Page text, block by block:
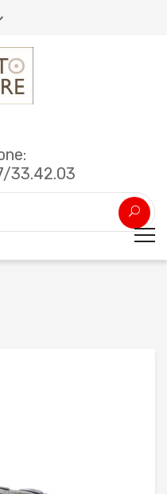
33.42.03